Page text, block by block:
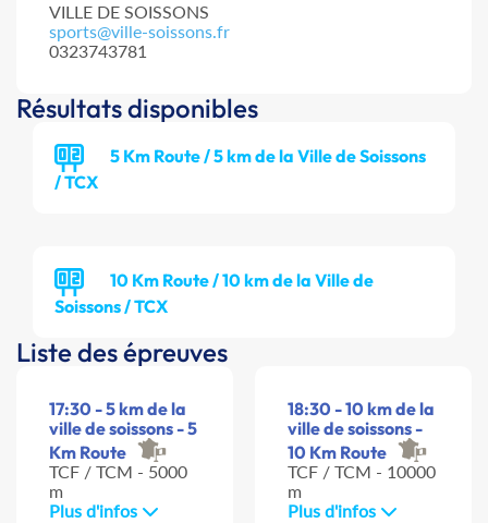
VILLE DE SOISSONS
sports@ville-soissons.fr
0323743781
Résultats disponibles
5 Km Route / 5 km de la Ville de Soissons
/ TCX
10 Km Route / 10 km de la Ville de
Soissons / TCX
Liste des épreuves
17:30 - 5 km de la
ville de soissons - 5
Km Route
TCF / TCM - 5000
m
Plus d'infos
18:30 - 10 km de la
ville de soissons -
10 Km Route
TCF / TCM - 10000
m
Plus d'infos